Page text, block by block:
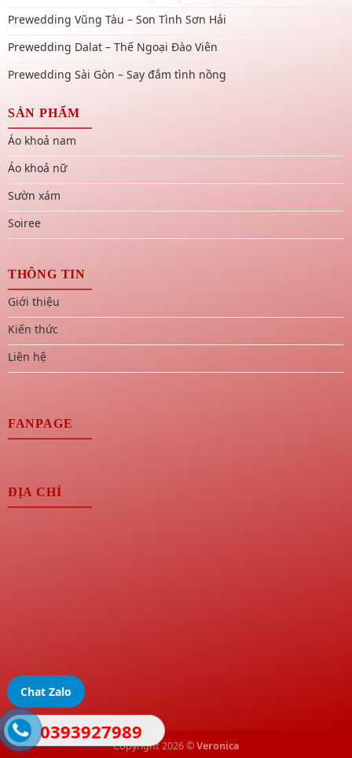
Prewedding Vũng Tàu – Son Tình Sơn Hải
Prewedding Dalat – Thế Ngoại Đào Viên
Prewedding Sài Gòn – Say đắm tình nồng
SẢN PHẨM
Áo khoả nam
Áo khoả nữ
Sườn xám
Soiree
THÔNG TIN
Giới thiệu
Kiến thức
Liên hệ
FANPAGE
ĐỊA CHỈ
Copyright 2026 ©Veronica
Chat Zalo
0393927989